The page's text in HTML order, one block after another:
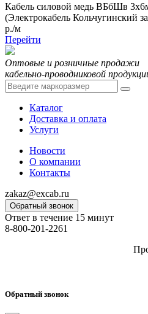
Кабель силовой медь ВБбШв
(Электрокабель Кольчугинский
р./м
Перейти
Оптовые и розничные продажи
кабельно-проводниковой
Каталог
Доставка и оплата
Услуги
Новости
О компании
Контакты
zakaz@excab.ru
Обратный звонок
Ответ в течение 15 минут
8-800-201-2261
Обратный звонок